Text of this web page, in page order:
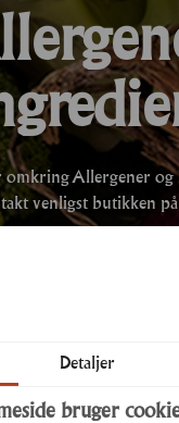
omkring Allergener og
venligst butikken
70
Detaljer
bruger